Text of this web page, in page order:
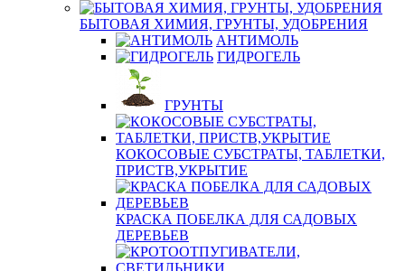
БЫТОВАЯ ХИМИЯ, ГРУНТЫ, УДОБРЕНИЯ
АНТИМОЛЬ
ГИДРОГЕЛЬ
ГРУНТЫ
КОКОСОВЫЕ СУБСТРАТЫ, ТАБЛЕТКИ,
ПРИСТВ,УКРЫТИЕ
КРАСКА ПОБЕЛКА ДЛЯ САДОВЫХ
ДЕРЕВЬЕВ